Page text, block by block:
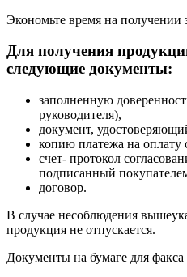
Экономьте время на получении
Для получения
следующие документы:
заполненную
руководителя),
документ,
копию платежа на оплату
счет- протокол
подписанный
договор.
В случае несоблюдения
продукция не отпускается.
Документы на бумаге для